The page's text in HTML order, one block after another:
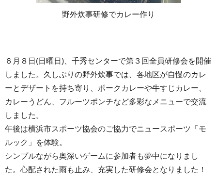
野外炊事研修でカレー作り
６月８日(日曜日)、千秀センターで第３回全員研修会を開催
しました。久しぶりの野外炊事では、各地区が自慢のカレ
ーとデザートを持ち寄り、ポークカレーや牛すじカレー、
カレーうどん、フルーツポンチなど多彩なメニューで交流
しました。
午後は横浜市スポーツ協会のご協力でニュースポーツ「モ
ルック」を体験。
シンプルながら奥深いゲームに参加者も夢中になりまし
た。心配された雨も止み、充実した研修会となりました！